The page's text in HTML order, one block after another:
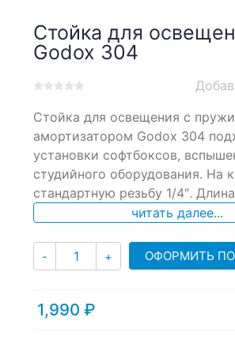
Стойка для
Godox 304
out
based
on
customer
ratings
Стойка для освещения с
амортизатором Godox 304
установки софтбоксов,
студийного оборудования. На
стандартную резьбу 1/4″.
читать далее...
- Количество
+ ОФОРМИТЬ
1,990 ₽